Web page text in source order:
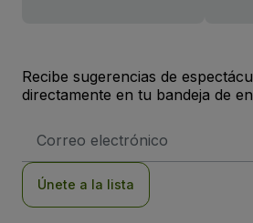
Recibe sugerencias de
directamente en tu bandeja de
de
Únete a la lista